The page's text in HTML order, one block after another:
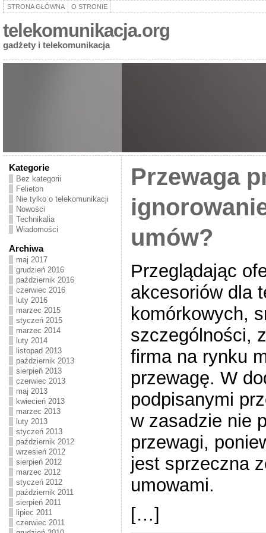
STRONA GŁÓWNA O STRONIE
telekomunikacja.org
gadżety i telekomunikacja
Kategorie
Bez kategorii
Felieton
Nie tylko o telekomunikacji
Nowości
Technikalia
Wiadomości
Archiwa
maj 2017
grudzień 2016
październik 2016
czerwiec 2016
luty 2016
marzec 2015
styczeń 2015
marzec 2014
luty 2014
listopad 2013
październik 2013
sierpień 2013
czerwiec 2013
maj 2013
kwiecień 2013
marzec 2013
luty 2013
styczeń 2013
październik 2012
wrzesień 2012
sierpień 2012
marzec 2012
styczeń 2012
październik 2011
sierpień 2011
lipiec 2011
czerwiec 2011
Przewaga
umów?
Przeglądając
akcesoriów dla
komórkowych,
szczególności,
firma na rynku
przewagę. W
podpisanymi
w zasadzie nie
przewagi,
jest sprzeczna
umowami.
[…]